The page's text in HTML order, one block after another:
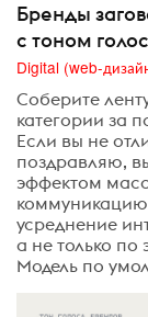
Бренды
с тоном
Соберите
категории за
Если вы не
поздравляю,
эффектом
усреднение
а не только по
Модель по